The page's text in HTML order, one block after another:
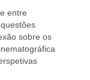
entre
sobre os